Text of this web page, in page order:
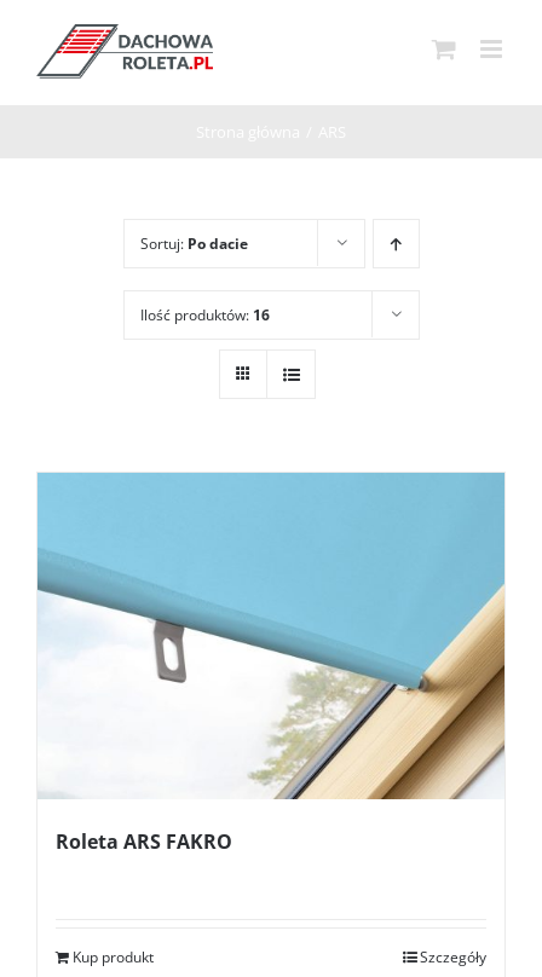
zawartości
Sortuj: Po dacie
Ilość produktów: 16
Roleta ARS FAKRO
Kup produkt Szczegóły